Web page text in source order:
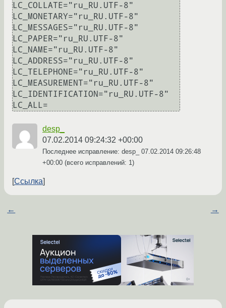
LC_COLLATE="ru_RU.UTF-8"
LC_MONETARY="ru_RU.UTF-8"
LC_MESSAGES="ru_RU.UTF-8"
LC_PAPER="ru_RU.UTF-8"
LC_NAME="ru_RU.UTF-8"
LC_ADDRESS="ru_RU.UTF-8"
LC_TELEPHONE="ru_RU.UTF-8"
LC_MEASUREMENT="ru_RU.UTF-8"
LC_IDENTIFICATION="ru_RU.UTF-8"
desp_
07.02.2014 09:24:32 +00:00
Последнее исправление: desp_ 07.02.2014 09:26:48
+00:00 (всего исправлений: 1)
Ссылка
← →